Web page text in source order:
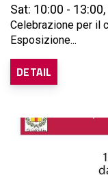
Sat: 10:00 -
Celebrazione per il
Esposizione...
DETAIL